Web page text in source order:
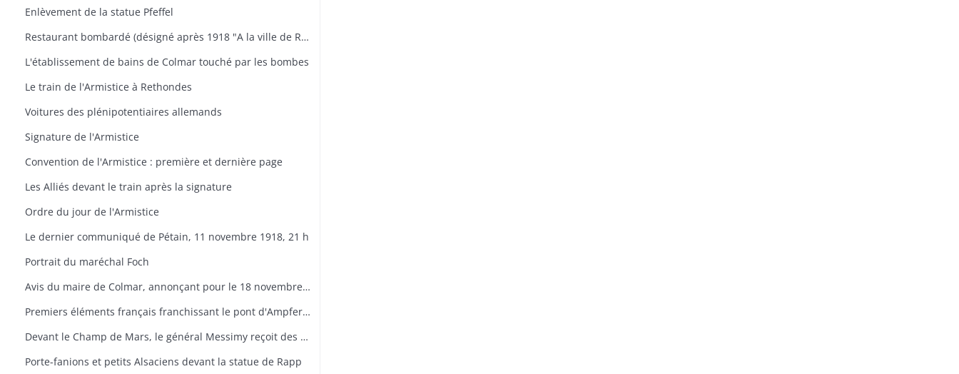
Enlèvement de la statue Pfeffel
Restaurant bombardé (désigné après 1918 "A la ville de Reims
L'établissement de bains de Colmar touché par les bombes
Le train de l'Armistice à Rethondes
Voitures des plénipotentiaires allemands
Signature de l'Armistice
Convention de l'Armistice : première et dernière page
Les Alliés devant le train après la signature
Ordre du jour de l'Armistice
Le dernier communiqué de Pétain, 11 novembre 1918, 21 h
Portrait du maréchal Foch
Avis du maire de Colmar, annonçant pour le 18 novembre l'entrée des troupes françaises et portant dissolution des conseils de soldats et d'ouvriers à partir du 17 novembre à 19 h. (16 novembre 1918)
Premiers éléments français franchissant le pont d'Ampfersbach
Devant le Champ de Mars, le général Messimy reçoit des fleurs d'une Alsacienne
Porte-fanions et petits Alsaciens devant la statue de Rapp